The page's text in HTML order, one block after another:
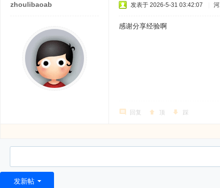
zhoulibaoab 发表于 2026-5-31 03:42:07
感谢分享经验啊
回复 顶 踩
发新帖